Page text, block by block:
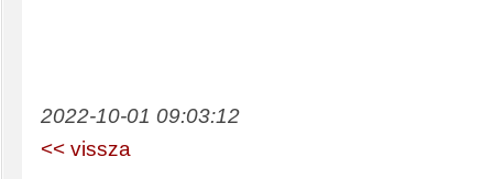
2022-10-01 09:03:12
<< vissza